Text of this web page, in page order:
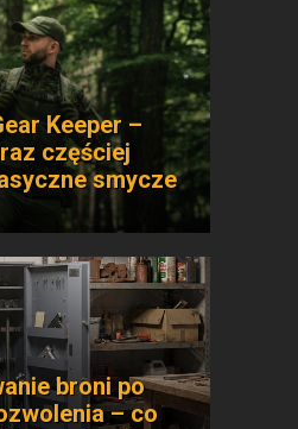
Keeper –
częściej
smycze
broni po
– co